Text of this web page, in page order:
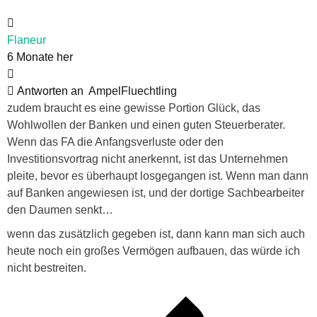
Flaneur
6 Monate her
Antworten an AmpelFluechtling
zudem braucht es eine gewisse Portion Glück, das
Wohlwollen der Banken und einen guten Steuerberater.
Wenn das FA die Anfangsverluste oder den
Investitionsvortrag nicht anerkennt, ist das Unternehmen
pleite, bevor es überhaupt losgegangen ist. Wenn man dann
auf Banken angewiesen ist, und der dortige Sachbearbeiter
den Daumen senkt…
wenn das zusätzlich gegeben ist, dann kann man sich auch
heute noch ein großes Vermögen aufbauen, das würde ich
nicht bestreiten.